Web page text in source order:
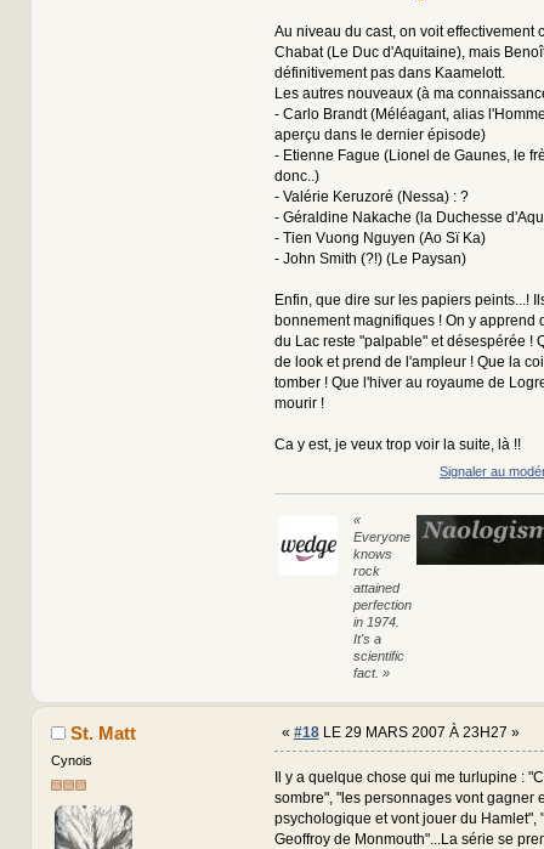
Au niveau du cast, on voit effectivement
Chabat (Le Duc d'Aquitaine), mais
définitivement pas dans Kaamelott.
Les autres nouveaux (à ma
- Carlo Brandt (Méléagant, alias
aperçu dans le dernier épisode)
- Etienne Fague (Lionel de Gaunes, le
donc..)
- Valérie Keruzoré (Nessa) : ?
- Géraldine Nakache (la Duchesse
- Tien Vuong Nguyen (Ao Sï Ka)
- John Smith (?!) (Le Paysan)
Enfin, que dire sur les papiers peints...!
bonnement magnifiques ! On y apprend
du Lac reste "palpable" et désespérée !
de look et prend de l'ampleur ! Que la
tomber ! Que l'hiver au royaume de
mourir !
Ca y est, je veux trop voir la suite, là !!
Signaler au
«
Everyone
knows
rock
attained
perfection
in 1974.
It's a
scientific
fact. »
St. Matt
Cynois
« #18LE 29 MARS 2007 À 23H27 »
Il y a quelque chose qui me turlupine :
sombre", "les personnages vont gagner
psychologique et vont jouer du Hamlet",
Geoffroy de Monmouth"...La série se